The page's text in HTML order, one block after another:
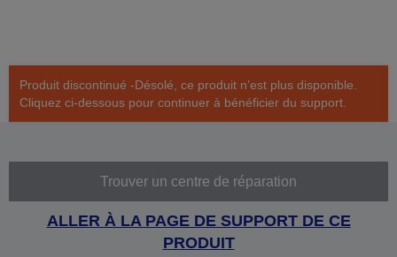
Produit discontinué -Désolé, ce produit n’est plus disponible.
Cliquez ci-dessous pour continuer à bénéficier du support.
Trouver un centre de réparation
ALLER À LA PAGE DE SUPPORT DE CE
PRODUIT